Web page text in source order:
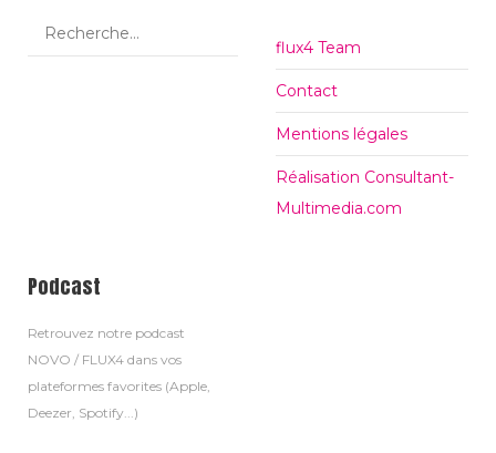
flux4 Team
Contact
Mentions légales
Réalisation Consultant-
Multimedia.com
Podcast
Retrouvez notre podcast
NOVO / FLUX4 dans vos
plateformes favorites (Apple,
Deezer, Spotify...)